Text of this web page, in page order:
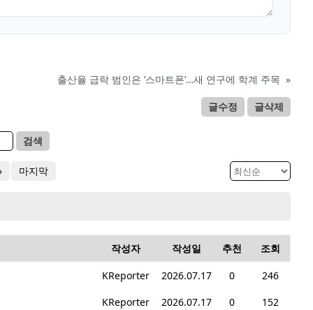
출산율 급락 범인은 ‘스마트폰’…새 연구에 학계 주목 »
글수정 글삭제
검색
마지막
작성자 작성일 추천 조회
KReporter 2026.07.17 0
246
KReporter
2026.07.17 0
152